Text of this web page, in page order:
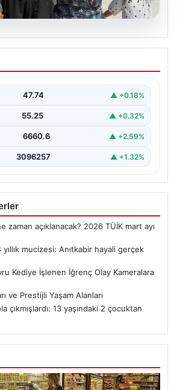
34 yıllık mucizesi:
gerçek oldu
tam 34 yıl boyunca…
47.74 ▲ +0.18%
55.25 ▲ +0.32%
6660.6 ▲ +2.59%
3096257 ▲ +1.32%
zaman açıklanacak? 2026 TÜİK mart ayı
yıllık mucizesi: Anıtkabir hayali gerçek
Kediye İşlenen İğrenç Olay Kameralara
ve Prestijli Yaşam Alanları
çıkmışlardı: 13 yaşındaki 2 çocuktan